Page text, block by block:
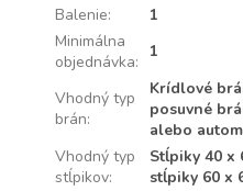
Balenie:
1
Minimálna
objednávka:
1
Vhodný typ
brán:
Krídlové
posuvné
alebo
Vhodný typ
stĺpikov:
Stĺpiky 40 x
stĺpiky 60 x